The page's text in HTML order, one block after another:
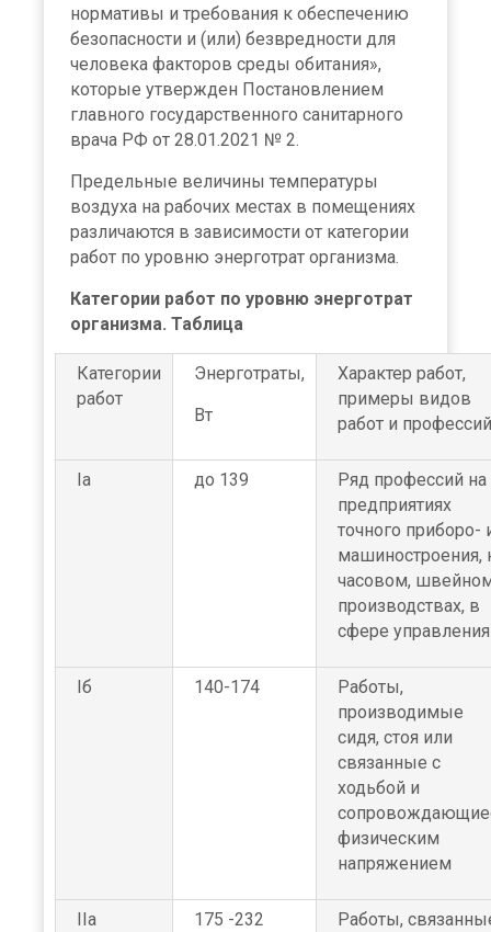
нормативы и требования к обеспечению
безопасности и (или) безвредности для
человека факторов среды обитания»,
которые утвержден Постановлением
главного государственного санитарного
врача РФ от 28.01.2021 № 2.
Предельные величины температуры
воздуха на рабочих местах в помещениях
различаются в зависимости от категории
работ по уровню энерготрат организма.
Категории работ по уровню энерготрат
организма. Таблица
Категории
работ
Энерготраты,
Вт
Характер работ,
примеры видов
работ и профессий
Iа до 139
Ряд профессий на
предприятиях
точного приборо-
машиностроения,
часовом,
производствах, в
сфере управления
Iб 140-174
Работы,
производимые
сидя, стоя или
связанные с
ходьбой и
физическим
напряжением
IIа 175 -232
Работы,